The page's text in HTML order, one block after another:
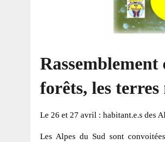
forêts, les
Le 26 et 27 avril : habitant.e.s des
Les Alpes du Sud sont